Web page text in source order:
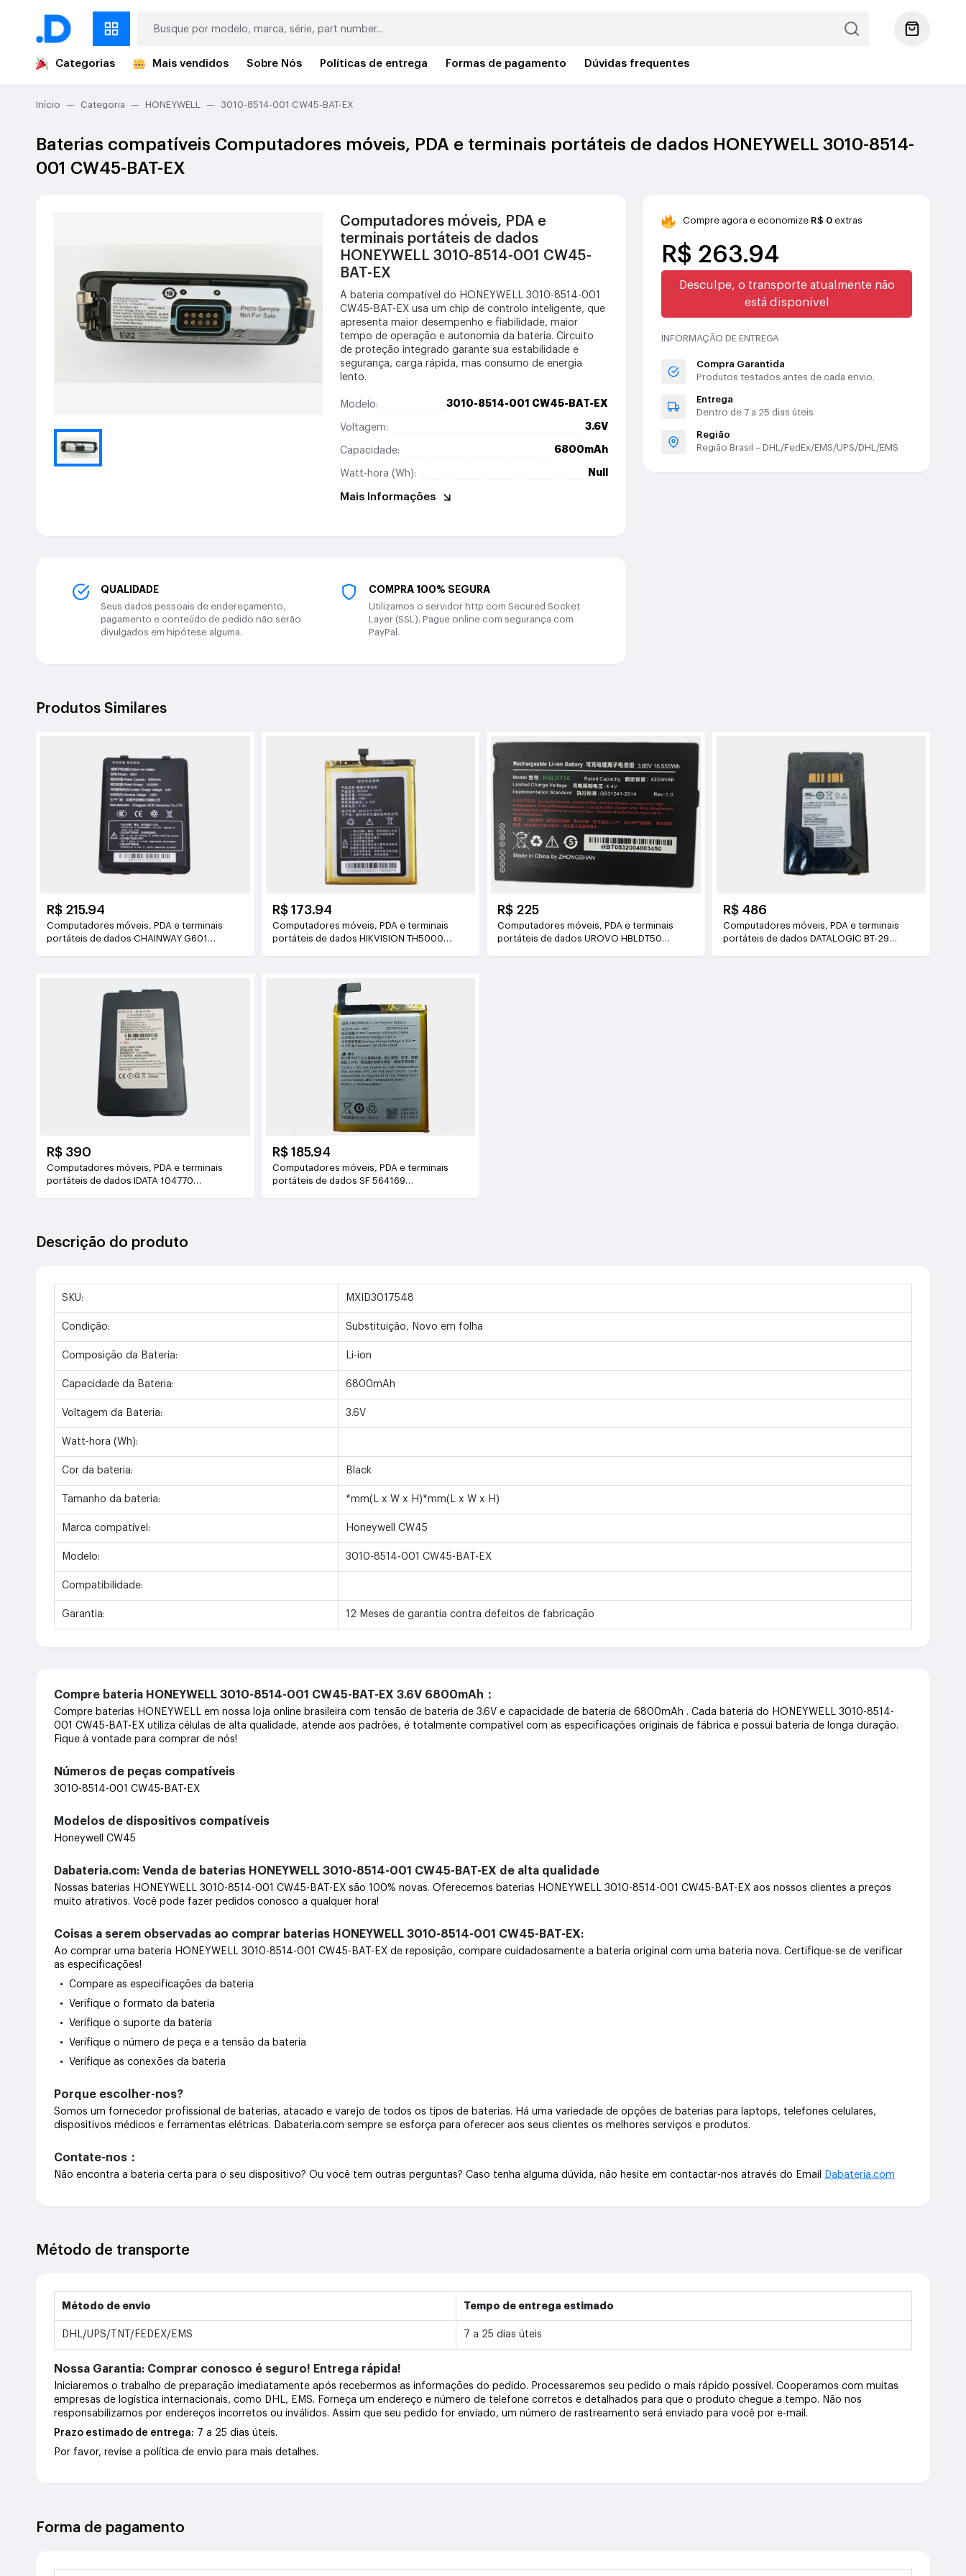
Categorias Mais vendidos Sobre Nós Políticas de entrega Formas de pagamento Dúvidas frequentes
Início Categoria HONEYWELL 3010-8514-001 CW45-BAT-EX
Baterias compatíveis Computadores móveis, PDA e terminais portáteis de dados HONEYWELL 3010-8514-
001 CW45-BAT-EX
Computadores móveis, PDA e
terminais portáteis de dados
HONEYWELL 3010-8514-001 CW45-
BAT-EX
A bateria compatível do HONEYWELL 3010-8514-001
CW45-BAT-EX usa um chip de controlo inteligente, que
apresenta maior desempenho e fiabilidade, maior
tempo de operação e autonomia da bateria. Circuito
de proteção integrado garante sua estabilidade e
segurança, carga rápida, mas consumo de energia
lento.
Modelo: 3010-8514-001 CW45-BAT-EX
Voltagem: 3.6V
Capacidade: 6800mAh
Watt-hora (Wh): Null
Mais Informações
QUALIDADE
Seus dados pessoais de endereçamento,
pagamento e conteúdo de pedido não serão
divulgados em hipótese alguma.
COMPRA 100% SEGURA
Utilizamos o servidor http com Secured Socket
Layer (SSL). Pague online com segurança com
PayPal.
Compre agora e economize R$ 0extras
R$ 263.94
Desculpe, o transporte atualmente não
está disponível
INFORMAÇÃO DE ENTREGA
Compra Garantida
Produtos testados antes de cada envio.
Entrega
Dentro de 7 a 25 dias úteis
Região
Região Brasil – DHL/FedEx/EMS/UPS/DHL/EMS
Produtos Similares
R$ 215.94
Computadores móveis, PDA e terminais
portáteis de dados CHAINWAY G601
R$ 173.94
Computadores móveis, PDA e terminais
portáteis de dados HIKVISION TH5000
R$ 225
Computadores móveis, PDA e terminais
portáteis de dados UROVO HBLDT50
R$ 486
Computadores móveis, PDA e terminais
portáteis de dados DATALOGIC BT-29
R$ 390
Computadores móveis, PDA e terminais
portáteis de dados IDATA 104770
R$ 185.94
Computadores móveis, PDA e terminais
portáteis de dados SF 564169
Descrição do produto
SKU: MXID3017548
Condição: Substituição, Novo em folha
Composição da Bateria: Li-ion
Capacidade da Bateria: 6800mAh
Voltagem da Bateria: 3.6V
Watt-hora (Wh):
Cor da bateria: Black
Tamanho da bateria: *mm(L x W x H)*mm(L x W x H)
Marca compatível: Honeywell CW45
Modelo: 3010-8514-001 CW45-BAT-EX
Compatibilidade:
Garantia: 12 Meses de garantia contra defeitos de fabricação
Compre bateria HONEYWELL 3010-8514-001 CW45-BAT-EX 3.6V 6800mAh：
Compre baterias HONEYWELL em nossa loja online brasileira com tensão de bateria de 3.6V e capacidade de bateria de 6800mAh . Cada bateria do HONEYWELL 3010-8514-
001 CW45-BAT-EX utiliza células de alta qualidade, atende aos padrões, é totalmente compatível com as especificações originais de fábrica e possui bateria de longa duração.
Fique à vontade para comprar de nós!
Números de peças compatíveis
3010-8514-001 CW45-BAT-EX
Modelos de dispositivos compatíveis
Honeywell CW45
Dabateria.com: Venda de baterias HONEYWELL 3010-8514-001 CW45-BAT-EX de alta qualidade
Nossas baterias HONEYWELL 3010-8514-001 CW45-BAT-EX são 100% novas. Oferecemos baterias HONEYWELL 3010-8514-001 CW45-BAT-EX aos nossos clientes a preços
muito atrativos. Você pode fazer pedidos conosco a qualquer hora!
Coisas a serem observadas ao comprar baterias HONEYWELL 3010-8514-001 CW45-BAT-EX:
Ao comprar uma bateria HONEYWELL 3010-8514-001 CW45-BAT-EX de reposição, compare cuidadosamente a bateria original com uma bateria nova. Certifique-se de verificar
as especificações!
• Compare as especificações da bateria
• Verifique o formato da bateria
• Verifique o suporte da bateria
• Verifique o número de peça e a tensão da bateria
• Verifique as conexões da bateria
Porque escolher-nos?
Somos um fornecedor profissional de baterias, atacado e varejo de todos os tipos de baterias. Há uma variedade de opções de baterias para laptops, telefones celulares,
dispositivos médicos e ferramentas elétricas. Dabateria.com sempre se esforça para oferecer aos seus clientes os melhores serviços e produtos.
Contate-nos：
Não encontra a bateria certa para o seu dispositivo? Ou você tem outras perguntas? Caso tenha alguma dúvida, não hesite em contactar-nos através do Email Dabateria.com
Método de transporte
Método de envio Tempo de entrega estimado
DHL/UPS/TNT/FEDEX/EMS 7 a 25 dias úteis
Nossa Garantia: Comprar conosco é seguro! Entrega rápida!
Iniciaremos o trabalho de preparação imediatamente após recebermos as informações do pedido. Processaremos seu pedido o mais rápido possível. Cooperamos com muitas
empresas de logística internacionais, como DHL, EMS. Forneça um endereço e número de telefone corretos e detalhados para que o produto chegue a tempo. Não nos
responsabilizamos por endereços incorretos ou inválidos. Assim que seu pedido for enviado, um número de rastreamento será enviado para você por e-mail.
Prazo estimado de entrega: 7 a 25 dias úteis.
Por favor, revise a política de envio para mais detalhes.
Forma de pagamento